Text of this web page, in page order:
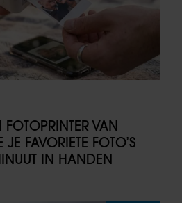
VAN
FAVORIETE FOTO’S
IN HANDEN